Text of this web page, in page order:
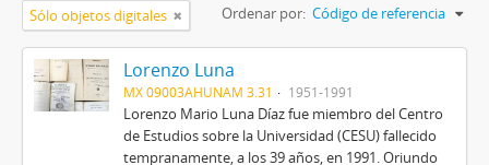
Sólo objetos digitales Ordenar por: Código de referencia
Lorenzo Luna
MX 09003AHUNAM 3.31 1951-1991
Lorenzo Mario Luna Díaz fue miembro del Centro
de Estudios sobre la Universidad (CESU) fallecido
tempranamente, a los 39 años, en 1991. Oriundo